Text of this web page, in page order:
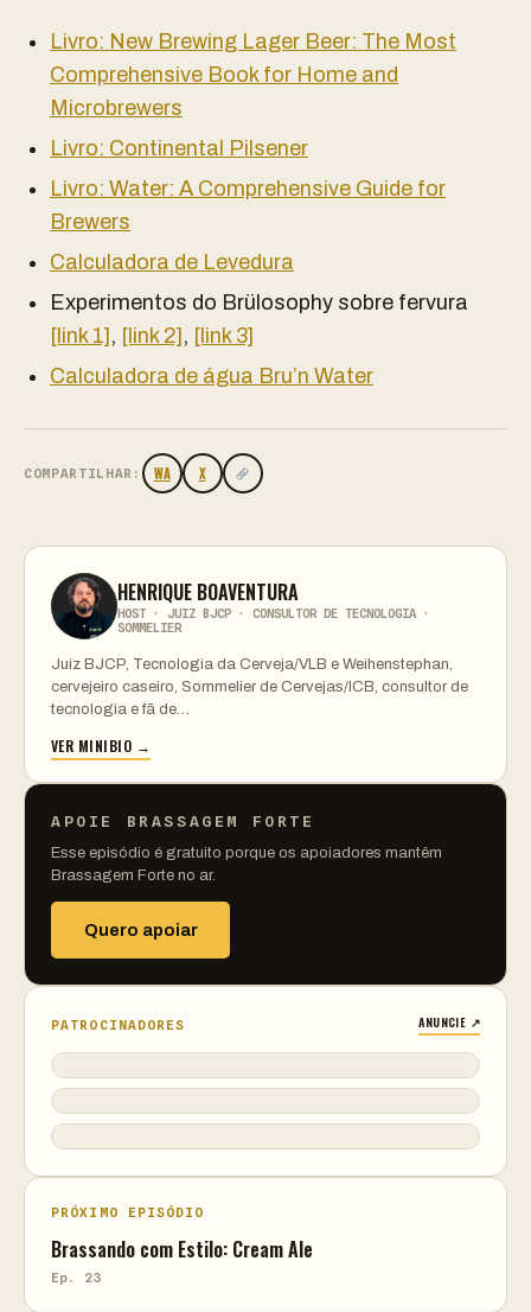
Livro: New Brewing Lager Beer: The Most
Comprehensive Book for Home and
Microbrewers
Livro: Continental Pilsener
Livro: Water: A Comprehensive Guide for
Brewers
Calculadora de Levedura
Experimentos do Brülosophy sobre fervura
[link 1] , [link 2] , [link 3]
Calculadora de água Bru’n Water
COMPARTILHAR: WA X
HENRIQUE BOAVENTURA
HOST · JUIZ BJCP · CONSULTOR DE TECNOLOGIA ·
SOMMELIER
Juiz BJCP, Tecnologia da Cerveja/VLB e Weihenstephan,
cervejeiro caseiro, Sommelier de Cervejas/ICB, consultor de
tecnologia e fã de…
VER MINIBIO →
APOIE BRASSAGEM FORTE
Esse episódio é gratuito porque os apoiadores mantêm
Brassagem Forte no ar.
Quero apoiar
PATROCINADORES ANUNCIE ↗
PRÓXIMO EPISÓDIO
Brassando com Estilo: Cream Ale
Ep. 23